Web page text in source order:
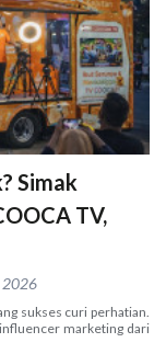
Simak
TV,
2026
sukses curi perhatian.
marketing dari